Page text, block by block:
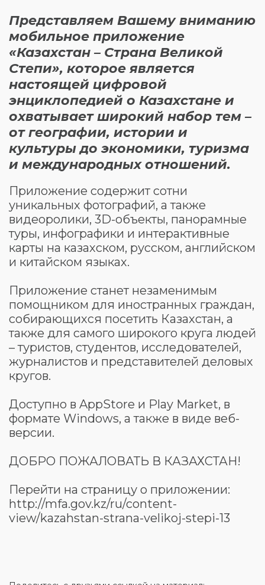
Представляем Вашему вниманию
мобильное приложение
«Казахстан – Страна Великой
Степи», которое является
настоящей цифровой
энциклопедией о Казахстане и
охватывает широкий набор тем –
от географии, истории и
культуры до экономики, туризма
и международных отношений.
Приложение содержит сотни
уникальных фотографий, а также
видеоролики, 3D-объекты, панорамные
туры, инфографики и интерактивные
карты на казахском, русском, английском
и китайском языках.
Приложение станет незаменимым
помощником для иностранных граждан,
собирающихся посетить Казахстан, а
также для самого широкого круга людей
– туристов, студентов, исследователей,
журналистов и представителей деловых
кругов.
Доступно в AppStore и Play Market, в
формате Windows, а также в виде веб-
версии.
ДОБРО ПОЖАЛОВАТЬ В КАЗАХСТАН!
Перейти на страницу о приложении:
http://mfa.gov.kz/ru/content-
view/kazahstan-strana-velikoj-stepi-13